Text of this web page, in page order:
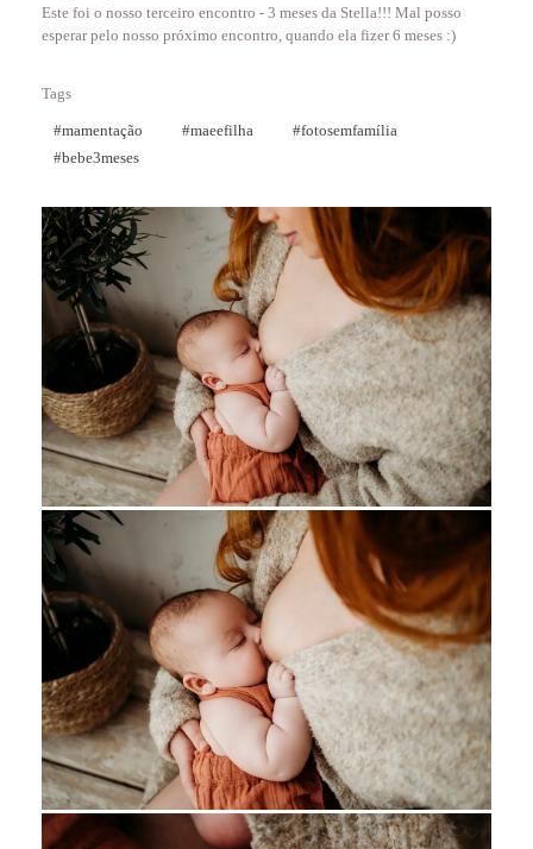
Este foi o nosso terceiro encontro - 3 meses da Stella!!! Mal posso
esperar pelo nosso próximo encontro, quando ela fizer 6 meses :)
Tags
#mamentação #maeefilha
#fotosemfamília
#bebe3meses